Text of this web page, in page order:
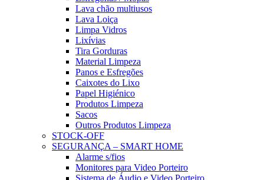
Lava chão multiusos
Lava Loiça
Limpa Vidros
Lixívias
Tira Gorduras
Material Limpeza
Panos e Esfregões
Caixotes do Lixo
Papel Higiénico
Produtos Limpeza
Sacos
Outros Produtos Limpeza
STOCK-OFF
SEGURANÇA – SMART HOME
Alarme s/fios
Monitores para Video Porteiro
Sistema de Áudio e Video Porteiro